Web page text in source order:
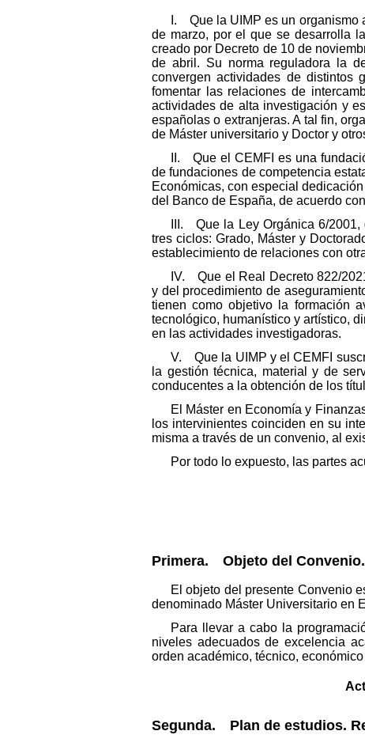
I. Que la UIMP es un organismo
de marzo, por el que se desarrolla
creado por Decreto de 10 de
de abril. Su norma reguladora la
convergen actividades de distintos
fomentar las relaciones de
actividades de alta investigación y
españolas o extranjeras. A tal fin,
de Máster universitario y Doctor y
II. Que el CEMFI es una
de fundaciones de competencia
Económicas, con especial
del Banco de España, de acuerdo
III. Que la Ley Orgánica 6/
tres ciclos: Grado, Máster y
establecimiento de relaciones con
IV. Que el Real Decreto 822/
y del procedimiento de
tienen como objetivo la formación
tecnológico, humanístico y artístico,
en las actividades investigadoras.
V. Que la UIMP y el CEMFI
la gestión técnica, material y de
conducentes a la obtención de los
El Máster en Economía y
los intervinientes coinciden en su
misma a través de un convenio, al
Por todo lo expuesto, las partes
Primera. Objeto del Convenio.
El objeto del presente Convenio
denominado Máster Universitario en
Para llevar a cabo la
niveles adecuados de excelencia
orden académico, técnico,
Segunda. Plan de estudios.